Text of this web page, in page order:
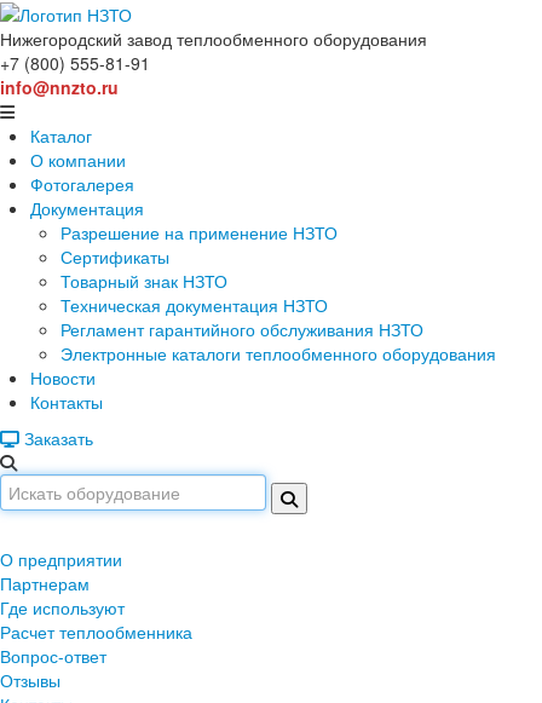
Нижегородский завод теплообменного оборудования
+7 (800) 555-81-91
info@nnzto.ru
Каталог
О компании
Фотогалерея
Документация
Разрешение на применение НЗТО
Сертификаты
Товарный знак НЗТО
Техническая документация НЗТО
Регламент гарантийного обслуживания НЗТО
Электронные каталоги теплообменного оборудования
Новости
Контакты
Заказать
О предприятии
Партнерам
Где используют
Расчет теплообменника
Вопрос-ответ
Отзывы